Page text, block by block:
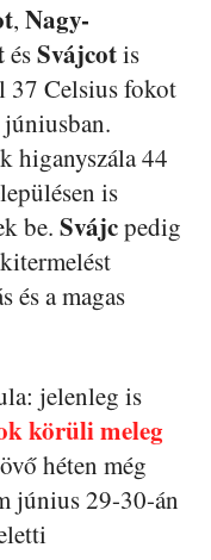
, Nagy-
ésSvájcotis
37 Celsius fokot
higanyszála 44
is
be. Svájcpedig
és a magas
jelenleg is
körüli meleg
héten még
június 29-30-án